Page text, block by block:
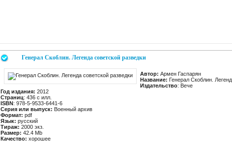
Генерал Скоблин. Легенда советской разведки
Автор: Армен Гаспарян
Название: Генерал Скоблин.
Издательство: Вече
Год издания: 2012
Страниц: 436 с илл.
ISBN: 978-5-9533-6441-6
Серия или выпуск: Военный архив
Формат: pdf
Язык: русский
Тираж: 2000 экз.
Размер: 42.4 Mb
Качество: хорошее